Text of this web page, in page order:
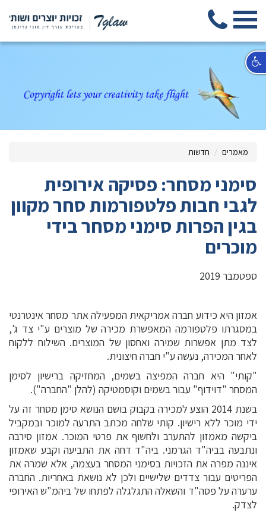
מאמרים חדשות
סימני מסחר: פסיקה אירופית
לגבי חבות פלטפורמות סחר מקוון
בגין הפרות סימני מסחר בידי
מוכרים
ספטמבר 2019
אמזון היא כידוע חברה אמריקאית המפעילה אתר מסחר אינטרנטי
במסגרתו פלטפורמה המאפשרת מכירה של מוצרים ע"י צד ג',
לצד מתן אפשרות שמירה ואחסון של המוצרים. השילוח ללקוח
לאחר המכירה, נעשה ע"י חברה חיצונית.
"קותי" היא חברה המפיצה בשמים, המחזיקה ברישיון לסימן
המסחר "דוידוף" עבור בשמים וקוסמטיקה (להלן "החברה").
בשנת 2014 הוצע למכירה בקבוק בושם הנושא סימן מסחר זה על
ידי מוכר ללא רישיון. קותי שלחה מכתב התרעה למוכר ובמקביל
ביקשה מאמזון להתערב ולחשוף את פרטי המוכר. אמזון סירבה
ונתבעה בביה"ד הגרמני. ביה"ד דחה את התביעה וקבע שאמזון
איננה מפרה את הזכויות בסימני המסחר בעצמה, אלא שמרה את
הפריטים עבור צדדים שלישיים ולכן לא נושאת באחריות. החברה
ערערה על פסה"ד והשאלה התגלגלה לפתחו של ביהמ"ש האירופי
לצדק.